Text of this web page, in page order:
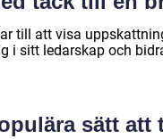
till att visa
i sitt ledarskap och
sätt att